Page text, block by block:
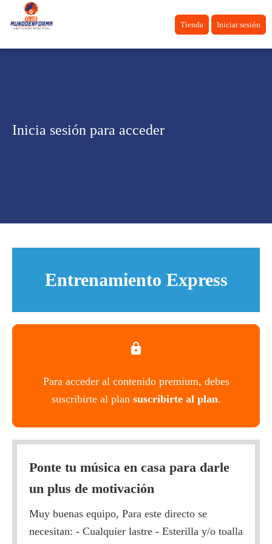
Tienda Iniciar sesión
Inicia sesión para acceder
Entrenamiento Express
Para acceder al contenido premium, debes
suscribirte al plan suscribirte al plan.
Ponte tu música en casa para darle
un plus de motivación
Muy buenas equipo, Para este directo se
necesitan: - Cualquier lastre - Esterilla y/o toalla